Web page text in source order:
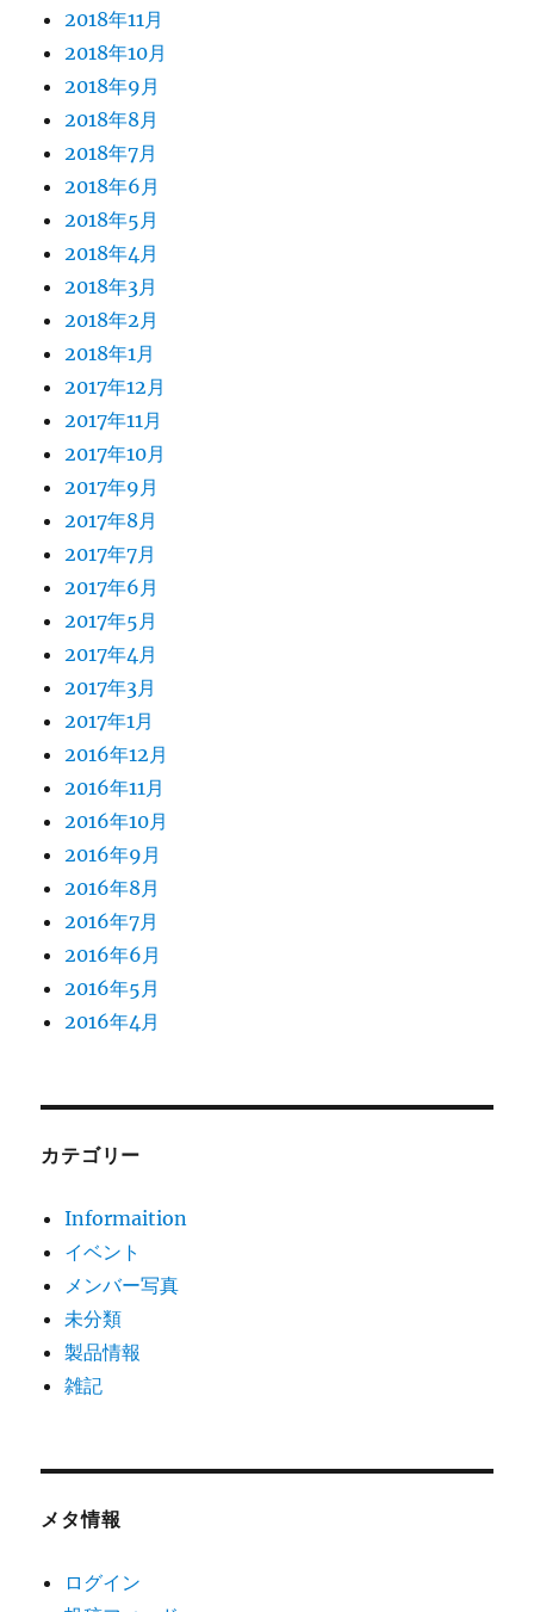
2018年11月
2018年10月
2018年9月
2018年8月
2018年7月
2018年6月
2018年5月
2018年4月
2018年3月
2018年2月
2018年1月
2017年12月
2017年11月
2017年10月
2017年9月
2017年8月
2017年7月
2017年6月
2017年5月
2017年4月
2017年3月
2017年1月
2016年12月
2016年11月
2016年10月
2016年9月
2016年8月
2016年7月
2016年6月
2016年5月
2016年4月
カテゴリー
Informaition
イベント
メンバー写真
未分類
製品情報
雑記
メタ情報
ログイン